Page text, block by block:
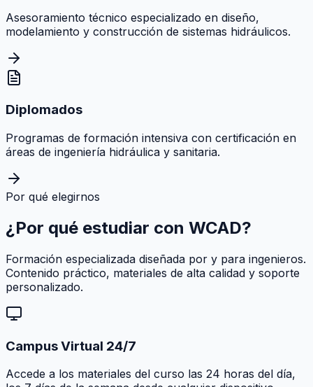
Asesoramiento técnico especializado en diseño,
modelamiento y construcción de sistemas hidráulicos.
Diplomados
Programas de formación intensiva con certificación en
áreas de ingeniería hidráulica y sanitaria.
Por qué elegirnos
¿Por qué estudiar con WCAD?
Formación especializada diseñada por y para ingenieros.
Contenido práctico, materiales de alta calidad y soporte
personalizado.
Campus Virtual 24/7
Accede a los materiales del curso las 24 horas del día,